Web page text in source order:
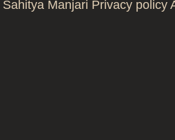
Sahitya Manjari Privacy policy